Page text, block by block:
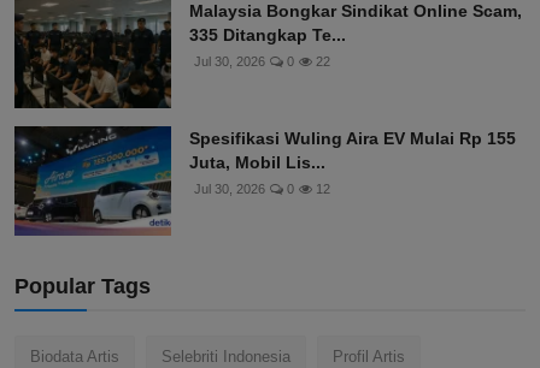
Malaysia Bongkar Sindikat Online Scam,
335 Ditangkap Te...
Jul 30, 2026 0 22
Spesifikasi Wuling Aira EV Mulai Rp 155
Juta, Mobil Lis...
Jul 30, 2026 0 12
Popular Tags
Biodata Artis Selebriti Indonesia Profil Artis